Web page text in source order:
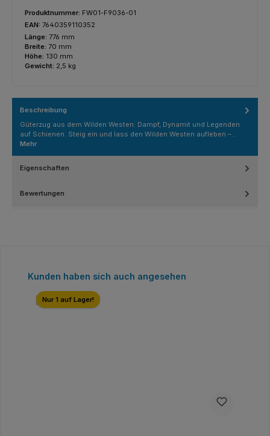
Produktnummer: FW01-F9036-01
EAN: 7640359110352
Länge: 776 mm
Breite: 70 mm
Höhe: 130 mm
Gewicht: 2,5 kg
Beschreibung
Güterzug aus dem Wilden Westen: Dampf, Dynamit und Legenden
auf Schienen. Steig ein und lass den Wilden Westen aufleben –…
Mehr
Eigenschaften
Bewertungen
Produktgalerie überspringen
Kunden haben sich auch angesehen
Nur 1 auf Lager!